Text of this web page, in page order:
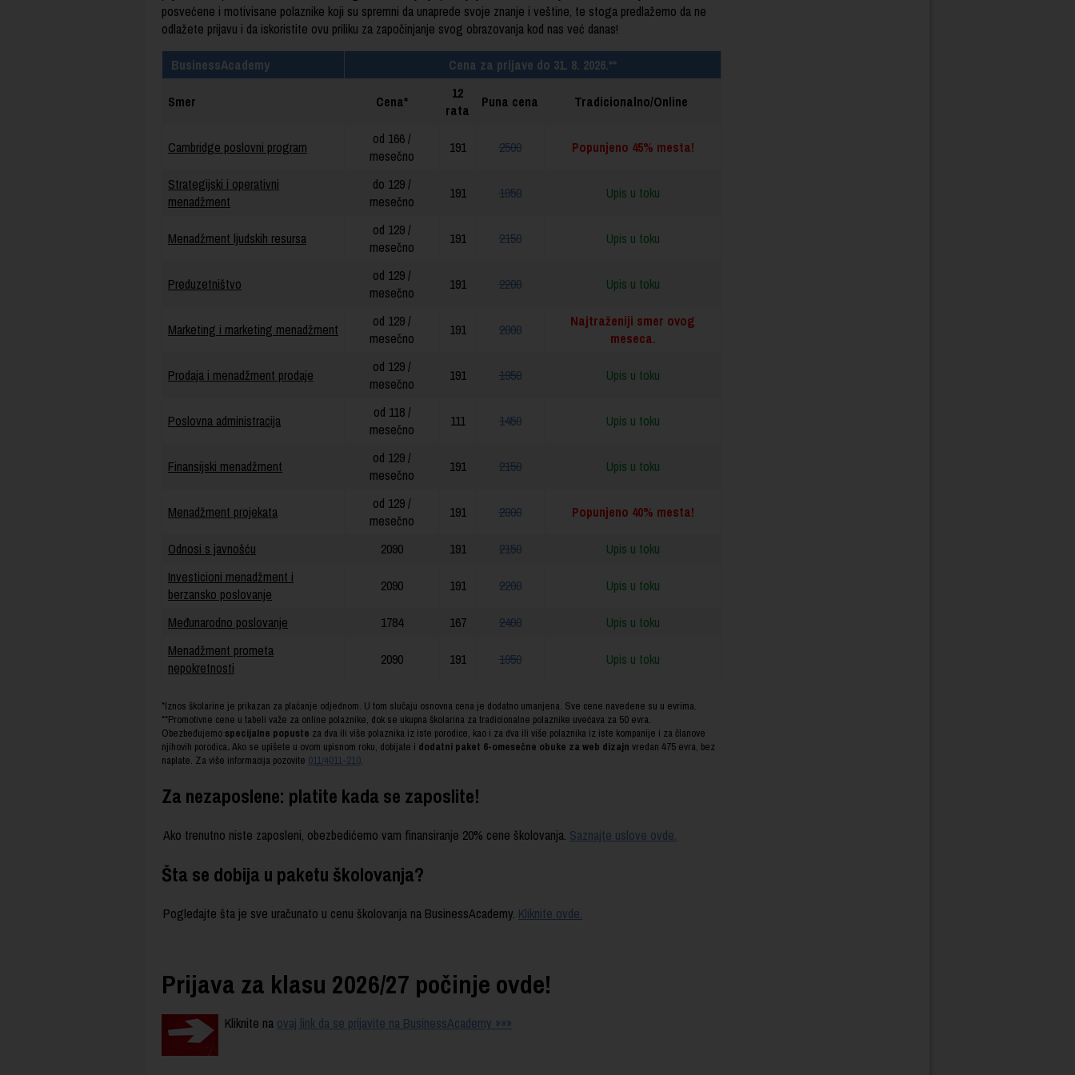
posvećene i motivisane polaznike koji su spremni da unaprede svoje znanje i veštine, te stoga predlažemo da ne
odlažete prijavu i da iskoristite ovu priliku za započinjanje svog obrazovanja kod nas već danas!
BusinessAcademy Cena za prijave do 31. 8. 2026.**
Smer Cena*
12
rata
Puna cena Tradicionalno/Online
Cambridge poslovni program
od 166 /
mesečno
191 2500 Popunjeno 45% mesta!
Strategijski i operativni
menadžment
do 129 /
mesečno
191 1950 Upis u toku
Menadžment ljudskih resursa
od 129 /
mesečno
191 2150 Upis u toku
Preduzetništvo
od 129 /
mesečno
191 2200 Upis u toku
Marketing i marketing menadžment
od 129 /
mesečno
191 2000
Najtraženiji smer ovog
meseca.
Prodaja i menadžment prodaje
od 129 /
mesečno
191 1950 Upis u toku
Poslovna administracija
od 118 /
mesečno
111 1450 Upis u toku
Finansijski menadžment
od 129 /
mesečno
191 2150 Upis u toku
Menadžment projekata
od 129 /
mesečno
191 2000 Popunjeno 40% mesta!
Odnosi s javnošću 2090 191 2150
Upis u toku
Investicioni menadžment i
berzansko poslovanje
2090 191 2200 Upis u toku
Međunarodno poslovanje 1784 167 2400
Upis u toku
Menadžment prometa
nepokretnosti
2090 191 1950 Upis u toku
*Iznos školarine je prikazan za plaćanje odjednom. U tom slučaju osnovna cena je dodatno umanjena. Sve cene navedene su u evrima.
**Promotivne cene u tabeli važe za online polaznike, dok se ukupna školarina za tradicionalne polaznike uvećava za 50 evra.
Obezbeđujemo specijalne popuste za dva ili više polaznika iz iste porodice, kao i za dva ili više polaznika iz iste kompanije i za članove
njihovih porodica.Ako se upišete u ovom upisnom roku, dobijate i dodatni paket 6-omesečne obuke za web dizajn vredan 475 evra, bez
naplate. Za više informacija pozovite 011/4011-210.
Za nezaposlene: platite kada se zaposlite!
Ako trenutno niste zaposleni, obezbedićemo vam finansiranje 20% cene školovanja. Saznajte uslove ovde.
Šta se dobija u paketu školovanja?
Pogledajte šta je sve uračunato u cenu školovanja na BusinessAcademy. Kliknite ovde.
Prijava za klasu 2026/27 počinje ovde!
Kliknite na ovaj link da se prijavite na BusinessAcademy »»»